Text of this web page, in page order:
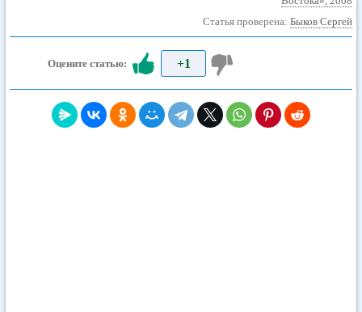
Статья проверена: Быков Сергей
Оцените статью: +1